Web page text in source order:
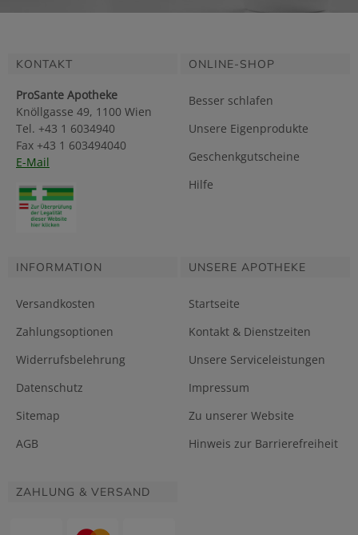
KONTAKT
ProSante Apotheke
Knöllgasse 49, 1100 Wien
Tel. +43 1 6034940
Fax +43 1 603494040
E-Mail
ONLINE-SHOP
Besser schlafen
Unsere Eigenprodukte
Geschenkgutscheine
Hilfe
INFORMATION
Versandkosten
Zahlungsoptionen
Widerrufsbelehrung
Datenschutz
Sitemap
AGB
UNSERE APOTHEKE
Startseite
Kontakt & Dienstzeiten
Unsere Serviceleistungen
Impressum
Zu unserer Website
Hinweis zur Barrierefreiheit
ZAHLUNG & VERSAND